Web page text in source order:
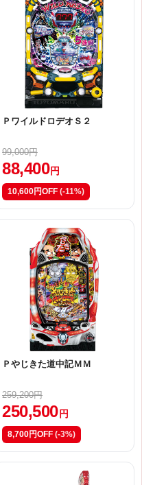
ＰワイルドロデオＳ２
99,000円
88,400 円
10,600円OFF (-11%)
Ｐやじきた道中記ＭＭ
259,200円
250,500 円
8,700円OFF (-3%)